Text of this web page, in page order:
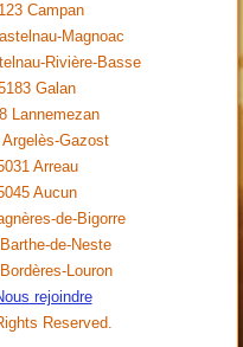
Campan
Magnoac
Rivière-Basse
Galan
Lannemezan
Gazost
Arreau
Aucun
de-Bigorre
de-Neste
Louron
rejoindre
Reserved.